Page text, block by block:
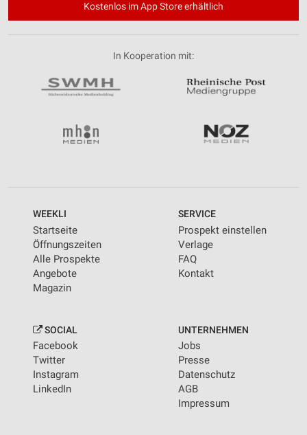
Kostenlos im App Store erhältlich
In Kooperation mit:
WEEKLI
Startseite
Öffnungszeiten
Alle Prospekte
Angebote
Magazin
SERVICE
Prospekt einstellen
Verlage
FAQ
Kontakt
SOCIAL
Facebook
Twitter
Instagram
LinkedIn
UNTERNEHMEN
Jobs
Presse
Datenschutz
AGB
Impressum